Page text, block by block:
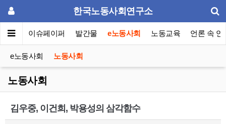
한국노동사회연구소
포럼 이슈페이퍼 발간물 e노동사회 노동교육 언론 속 연
e노동사회 노동사회
노동사회
김우중, 이건희, 박용성의 삼각함수